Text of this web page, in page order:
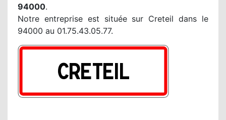
94000.
Notre entreprise est située sur Creteil dans le
94000 au 01.75.43.05.77.